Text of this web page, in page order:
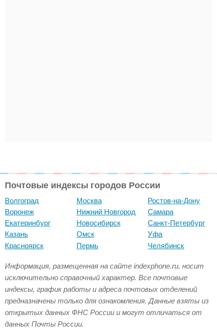
Почтовые индексы городов России
Волгоград
Воронеж
Екатеринбург
Казань
Красноярск
Москва
Нижний Новгород
Новосибирск
Омск
Пермь
Ростов-на-Дону
Самара
Санкт-Петербург
Уфа
Челябинск
Информация, размещенная на сайте indexphone.ru, носит
исключительно справочный характер. Все почтовые
индексы, график работы и адреса почтовых отделений
предназначены только для ознакомления. Данные взяты из
открытых данных ФНС России и могут отличаться от
данных Почты России.